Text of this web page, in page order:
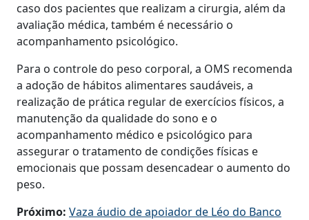
caso dos pacientes que realizam a cirurgia, além da
avaliação médica, também é necessário o
acompanhamento psicológico.
Para o controle do peso corporal, a OMS recomenda
a adoção de hábitos alimentares saudáveis, a
realização de prática regular de exercícios físicos, a
manutenção da qualidade do sono e o
acompanhamento médico e psicológico para
assegurar o tratamento de condições físicas e
emocionais que possam desencadear o aumento do
peso.
Próximo: Vaza áudio de apoiador de Léo do Banco